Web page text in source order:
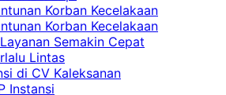
Korban Kecelakaan
Korban Kecelakaan
Semakin Cepat
Lintas
di CV Kaleksanan
Instansi